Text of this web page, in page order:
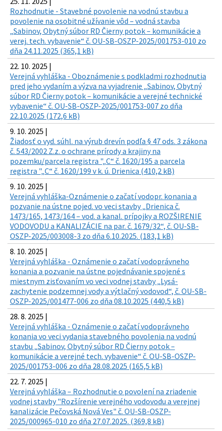
Rozhodnutie - Stavebné povolenie na vodnú stavbu a
povolenie na osobitné užívanie vôd – vodná stavba
„Sabinov, Obytný súbor RD Čierny potok – komunikácie a
verej. tech. vybavenie“ č. OU-SB-OSZP-2025/001753-010 zo
dňa 24.11.2025 (365,1 kB)
22. 10. 2025 |
Verejná vyhláška - Oboznámenie s podkladmi rozhodnutia
pred jeho vydaním a výzva na vyjadrenie „Sabinov, Obytný
súbor RD Čierny potok – komunikácie a verejné technické
vybavenie“ č. OU-SB-OSZP-2025/001753-007 zo dňa
22.10.2025 (172,6 kB)
9. 10. 2025 |
Žiadosť o vyd. súhl. na výrub drevín podľa § 47 ods. 3 zákona
č. 543/2002 Z.z. o ochrane prírody a krajiny na
pozemku/parcela registra "„C“ č. 1620/195 a parcela
registra "„C“ č. 1620/199 v k. ú. Drienica (410,2 kB)
9. 10. 2025 |
Verejná vyhláška-Oznámenie o začatí vodopr. konania a
pozvanie na ústne pojed. vo veci stavby „Drienica č.
1473/165, 1473/164 – vod. a kanal. prípojky a ROZŠIRENIE
VODOVODU a KANALIZÁCIE na par. č. 1679/32“, č. OU-SB-
OSZP-2025/003008-3 zo dňa 6.10.2025. (183,1 kB)
8. 10. 2025 |
Verejná vyhláška - Oznámenie o začatí vodoprávneho
konania a pozvanie na ústne pojednávanie spojené s
miestnym zisťovaním vo veci vodnej stavby „Lysá-
zachytenie podzemnej vody a výtlačný vodovod“, č. OU-SB-
OSZP-2025/001477-006 zo dňa 08.10.2025 (440,5 kB)
28. 8. 2025 |
Verejná vyhláška - Oznámenie o začatí vodoprávneho
konania vo veci vydania stavebného povolenia na vodnú
stavbu „Sabinov, Obytný súbor RD Čierny potok –
komunikácie a verejné tech. vybavenie“ č. OU-SB-OSZP-
2025/001753-006 zo dňa 28.08.2025 (165,5 kB)
22. 7. 2025 |
Verejná vyhláška – Rozhodnutie o povolení na zriadenie
vodnej stavby "Rozšírenie verejného vodovodu a verejnej
kanalizácie Pečovská Nová Ves" č. OU-SB-OSZP-
2025/000965-010 zo dňa 27.07.2025. (369,8 kB)